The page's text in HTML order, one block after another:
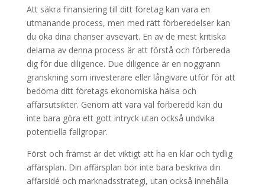
Att säkra finansiering till ditt företag kan vara en
utmanande process, men med rätt förberedelser kan
du öka dina chanser avsevärt. En av de mest kritiska
delarna av denna process är att förstå och förbereda
dig för due diligence. Due diligence är en noggrann
granskning som investerare eller långivare utför för att
bedöma ditt företags ekonomiska hälsa och
affärsutsikter. Genom att vara väl förberedd kan du
inte bara göra ett gott intryck utan också undvika
potentiella fallgropar.
Först och främst är det viktigt att ha en klar och tydlig
affärsplan. Din affärsplan bör inte bara beskriva din
affärsidé och marknadsstrategi, utan också innehålla